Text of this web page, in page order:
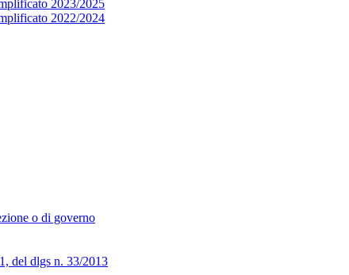
2023/2025
2022/2024
o di governo
del dlgs n. 33/2013